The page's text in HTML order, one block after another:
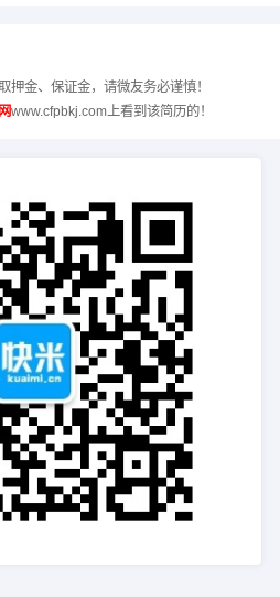
押金、保证金，请微友务必谨慎！
www.cfpbkj.com上看到该简历的！